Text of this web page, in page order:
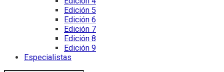
Edición 5
Edición 6
Edición 7
Edición 8
Edición 9
Especialistas